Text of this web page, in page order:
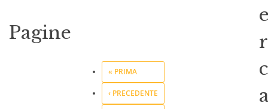
r
c
Pagine
« PRIMA
‹ PRECEDENTE